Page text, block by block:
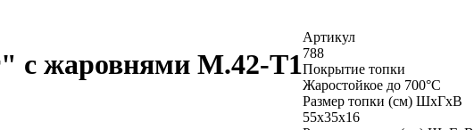
с жаровнями М.42-Т1
Артикул
788
Покрытие топки
Жаростойкое до 700°С
Размер топки (см) ШхГхВ
55х35х16